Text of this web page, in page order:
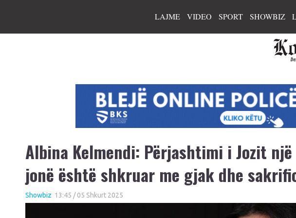
LAJME VIDEO SPORT SHOWBIZ
Albina Kelmendi: Përjashtimi i Jozit
jonë është shkruar me gjak dhe
Showbiz 13:45 / 05 Shkurt 2025